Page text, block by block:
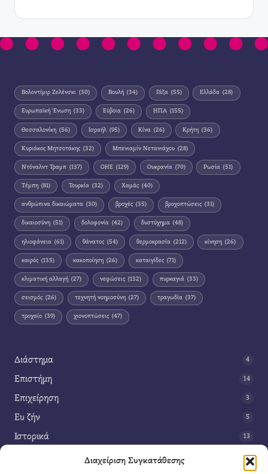
Διαχείριση Συγκατάθεσης
Βολοντίμιρ Ζελένσκι (30) Βουλή (34) Γάζα (55) Ελλάδα (28)
Ευρωπαϊκή Ένωση (33) Εύβοια (26) ΗΠΑ (155)
Θεσσαλονίκη (56) Ισραήλ (95) Κίνα (26) Κρήτη (36)
Κυριάκος Μητσοτάκης (32) Μπενιαμίν Νετανιάχου (28)
Ντόναλντ Τραμπ (137) ΟΗΕ (129) Ουκρανία (70) Ρωσία (51)
Τέμπη (81) Τουρκία (32) Χαμάς (40)
ανθρώπινα δικαιώματα (30) βροχές (35) βροχοπτώσεις (31)
δικαιοσύνη (51) δολοφονία (42) δυστύχημα (48)
ηλιοφάνεια (61) θάνατος (54) θερμοκρασία (212) κίνηση (26)
καιρός (135) κακοποίηση (26) καταιγίδες (71)
κλιματική αλλαγή (27) νεφώσεις (132) πυρκαγιά (33)
σεισμός (26) τεχνητή νοημοσύνη (27) τραγωδία (37)
τροχαίο (39) χιονοπτώσεις (47)
Διάστημα 4
Επιστήμη 14
Επιχείρηση 3
Ευ ζήν 5
Ιστορικά 13
42